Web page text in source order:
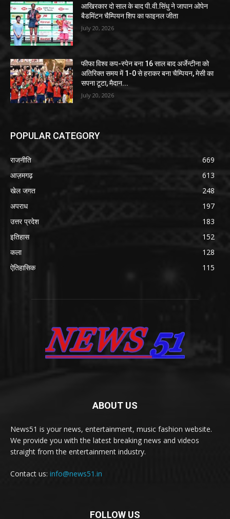
आखिरकार दो साल के बाद पी.वी.सिंधु ने जापान ओपेन
बैडमिंटन चैम्पियन शिप का फाइनल जीता
July 20, 2026
फीफा विश्व कप-स्पेन बना 16 साल बाद अर्जेन्टीना को
अतिरिक्त समय में 1-0 से हराकर बना चैम्पियन, मेसी का
सपना टूटा, मैदान...
July 20, 2026
POPULAR CATEGORY
राजनीति
669
आज़मगढ़
613
खेल जगत
248
अपराध
197
उत्तर प्रदेश
183
इतिहास
152
कला
128
ऐतिहासिक
115
ABOUT US
News51 is your news, entertainment, music fashion website.
We provide you with the latest breaking news and videos
straight from the entertainment industry.
Contact us: info@news51.in
FOLLOW US